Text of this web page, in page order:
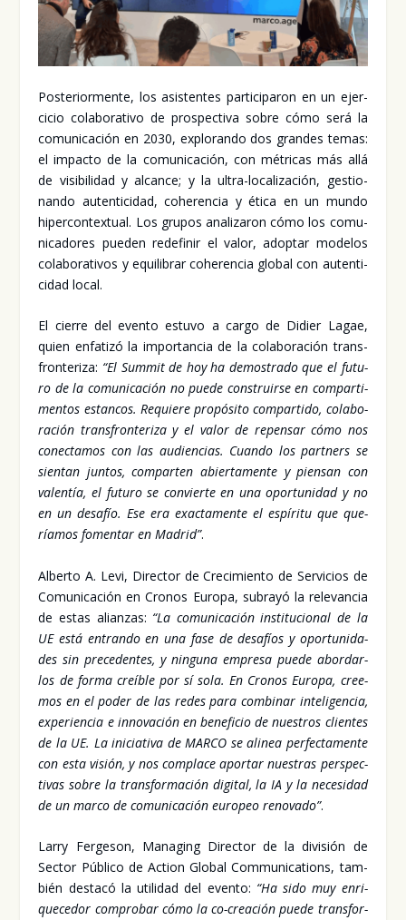
Pos­te­rior­men­te, los asis­ten­tes par­ti­ci­pa­ron en un ejer­
ci­cio cola­bo­ra­ti­vo de pros­pec­ti­va sobre cómo será la
comu­ni­ca­ción en 2030, explo­ran­do dos gran­des temas:
el impac­to de la comu­ni­ca­ción, con métri­cas más allá
de visi­bi­li­dad y alcan­ce; y la ultra-loca­li­za­ción, ges­tio­
nan­do auten­ti­ci­dad, cohe­ren­cia y éti­ca en un mun­do
hiper­con­tex­tual. Los gru­pos ana­li­za­ron cómo los comu­
ni­ca­do­res pue­den rede­fi­nir el valor, adop­tar mode­los
cola­bo­ra­ti­vos y equi­li­brar cohe­ren­cia glo­bal con auten­ti­
ci­dad local.
El cie­rre del even­to estu­vo a car­go de Didier Lagae,
quien enfa­ti­zó la impor­tan­cia de la cola­bo­ra­ción trans­
fron­te­ri­za: “El Sum­mit de hoy ha demos­tra­do que el futu­
ro de la comu­ni­ca­ción no pue­de cons­truir­se en com­par­ti­
men­tos estan­cos. Requie­re pro­pó­si­to com­par­ti­do, cola­bo­
ra­ción trans­fron­te­ri­za y el valor de repen­sar cómo nos
conec­ta­mos con las audien­cias. Cuan­do los part­ners se
sien­tan jun­tos, com­par­ten abier­ta­men­te y pien­san con
valen­tía, el futu­ro se con­vier­te en una opor­tu­ni­dad y no
en un desa­fío. Ese era exac­ta­men­te el espí­ri­tu que que­
ría­mos fomen­tar en Madrid”.
Alber­to A. Levi, Direc­tor de Cre­ci­mien­to de Ser­vi­cios de
Comu­ni­ca­ción en Cro­nos Euro­pa, sub­ra­yó la rele­van­cia
de estas alian­zas: “La comu­ni­ca­ción ins­ti­tu­cio­nal de la
UE está entran­do en una fase de desa­fíos y opor­tu­ni­da­
des sin pre­ce­den­tes, y nin­gu­na empre­sa pue­de abor­dar­
los de for­ma creí­ble por sí sola. En Cro­nos Euro­pa, cree­
mos en el poder de las redes para com­bi­nar inte­li­gen­cia,
expe­rien­cia e inno­va­ción en bene­fi­cio de nues­tros clien­tes
de la UE. La ini­cia­ti­va de MAR­CO se ali­nea per­fec­ta­men­te
con esta visión, y nos com­pla­ce apor­tar nues­tras pers­pec­
ti­vas sobre la trans­for­ma­ción digi­tal, la IA y la nece­si­dad
de un mar­co de comu­ni­ca­ción euro­peo reno­va­do”.
Larry Fer­ge­son, Mana­ging Direc­tor de la divi­sión de
Sec­tor Públi­co de Action Glo­bal Com­mu­ni­ca­tions, tam­
bién des­ta­có la uti­li­dad del even­to: “Ha sido muy enri­
que­ce­dor com­pro­bar cómo la co-crea­ción pue­de trans­for­